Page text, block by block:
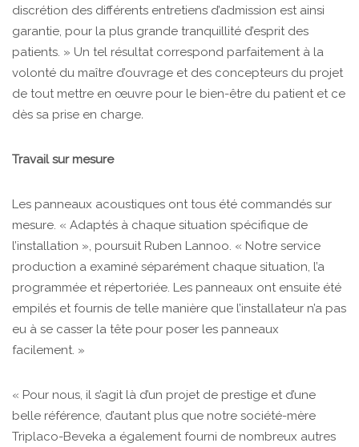
discrétion des différents entretiens d’admission est ainsi
garantie, pour la plus grande tranquillité d’esprit des
patients. » Un tel résultat correspond parfaitement à la
volonté du maître d’ouvrage et des concepteurs du projet
de tout mettre en œuvre pour le bien-être du patient et ce
dès sa prise en charge.
Travail sur mesure
Les panneaux acoustiques ont tous été commandés sur
mesure. « Adaptés à chaque situation spécifique de
l’installation », poursuit Ruben Lannoo. « Notre service
production a examiné séparément chaque situation, l’a
programmée et répertoriée. Les panneaux ont ensuite été
empilés et fournis de telle manière que l’installateur n’a pas
eu à se casser la tête pour poser les panneaux
facilement. »
« Pour nous, il s’agit là d’un projet de prestige et d’une
belle référence, d’autant plus que notre société-mère
Triplaco-Beveka a également fourni de nombreux autres